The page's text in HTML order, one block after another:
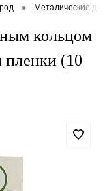
• Металические
кольцом
пленки (10